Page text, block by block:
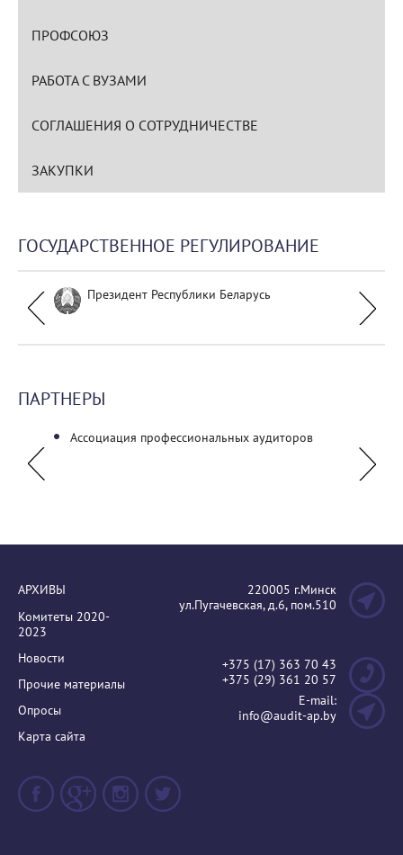
ПРОФСОЮЗ
РАБОТА С ВУЗАМИ
СОГЛАШЕНИЯ О СОТРУДНИЧЕСТВЕ
ЗАКУПКИ
ГОСУДАРСТВЕННОЕ РЕГУЛИРОВАНИЕ
Президент Республики Беларусь
ПАРТНЕРЫ
Ассоциация профессиональных аудиторов
АРХИВЫ
Комитеты 2020-
2023
Новости
Прочие материалы
Опросы
Карта сайта
220005 г.Минск
ул.Пугачевская, д.6, пом.510
+375 (17) 363 70 43
+375 (29) 361 20 57
E-mail:
info@audit-ap.by